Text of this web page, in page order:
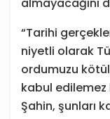
almayacağını
“Tarihi
niyetli olarak
ordumuzu
kabul edilemez
Şahin, şunları